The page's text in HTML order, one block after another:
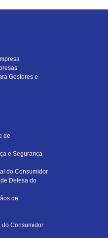
Gestores e
de
e Segurança
do Consumidor
Defesa do
de
do Consumidor